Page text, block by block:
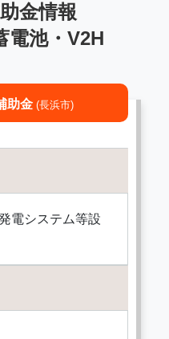
金情報
電池・V2H
助金 (長浜市)
電システム等設